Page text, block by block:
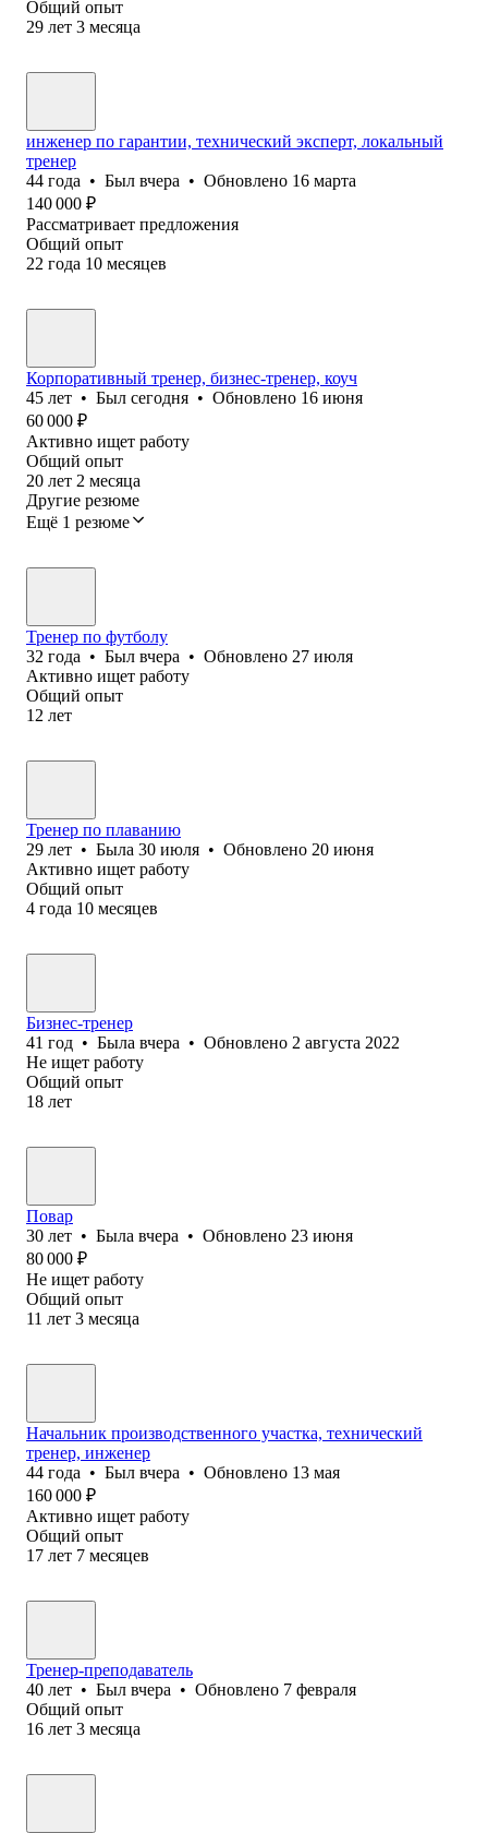
Общий опыт
29 лет 3 месяца
инженер по гарантии, технический эксперт, локальный
тренер
44 года • Был вчера • Обновлено 16 марта
140 000 ₽
Рассматривает предложения
Общий опыт
22 года 10 месяцев
Корпоративный тренер, бизнес-тренер, коуч
45 лет • Был сегодня • Обновлено 16 июня
60 000 ₽
Активно ищет работу
Общий опыт
20 лет 2 месяца
Другие резюме
Ещё 1 резюме
Тренер по футболу
32 года • Был вчера • Обновлено 27 июля
Активно ищет работу
Общий опыт
12 лет
Тренер по плаванию
29 лет • Была 30 июля • Обновлено 20 июня
Активно ищет работу
Общий опыт
4 года 10 месяцев
Бизнес-тренер
41 год • Была вчера • Обновлено 2 августа 2022
Не ищет работу
Общий опыт
18 лет
Повар
30 лет • Была вчера • Обновлено 23 июня
80 000 ₽
Не ищет работу
Общий опыт
11 лет 3 месяца
Начальник производственного участка, технический
тренер, инженер
44 года • Был вчера • Обновлено 13 мая
160 000 ₽
Активно ищет работу
Общий опыт
17 лет 7 месяцев
Тренер-преподаватель
40 лет • Был вчера • Обновлено 7 февраля
Общий опыт
16 лет 3 месяца